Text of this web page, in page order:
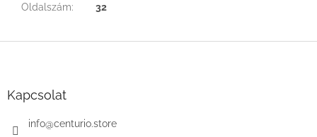
Oldalszám: 32
Kapcsolat
info@centurio.store